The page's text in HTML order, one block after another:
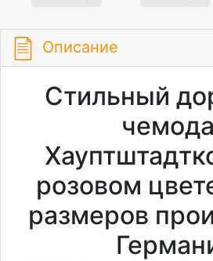
Описание
Стильный
розовом
размеров